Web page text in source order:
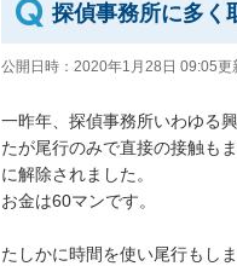
探偵事務所に多く
公開日時： 2020年1月28日 09:05更
一昨年、探偵事務所いわゆる
たが尾行のみで直接の接触も
に解除されました。
お金は60マンです。
たしかに時間を使い尾行もし